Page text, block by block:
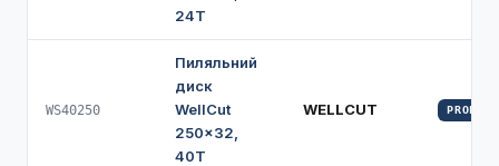
24Т
WS40250
Пиляльний
диск
WellCut
250×32,
40Т
WELLCUT PROFI